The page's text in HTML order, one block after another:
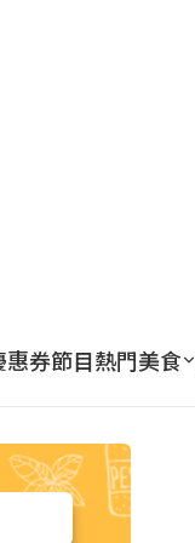
惠券節目熱門美食